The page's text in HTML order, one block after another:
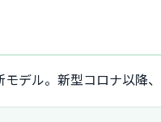
デル。新型コロナ以降